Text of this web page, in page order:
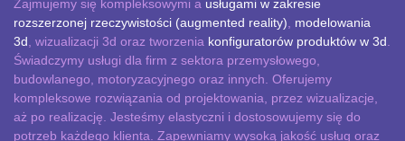
Zajmujemy się kompleksowymi a usługami w zakresie
rozszerzonej rzeczywistości (augmented reality)
modelowania
3d , wizualizacji 3d oraz tworzenia konfiguratorów produktów w 3d
Świadczymy usługi dla firm z sektora przemysłowego,
budowlanego, motoryzacyjnego oraz innych. Oferujemy
kompleksowe rozwiązania od projektowania, przez wizualizacje,
aż po realizację. Jesteśmy elastyczni i dostosowujemy się do
potrzeb każdego klienta. Zapewniamy wysoką jakość usług oraz